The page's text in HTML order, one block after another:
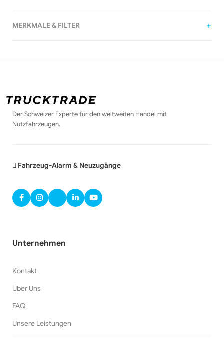
MERKMALE & FILTER
Der Schweizer Experte für den weltweiten Handel mit
Nutzfahrzeugen.
Fahrzeug-Alarm & Neuzugänge
Unternehmen
Kontakt
Über Uns
FAQ
Unsere Leistungen